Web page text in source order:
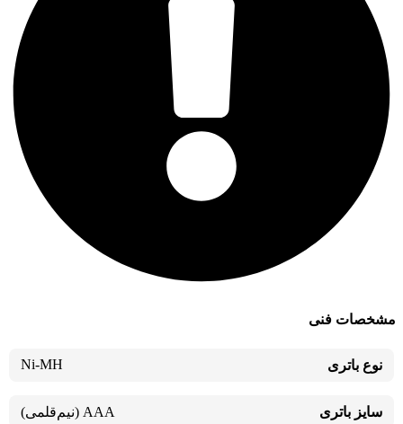
مشخصات فنی
نوع باتری Ni-MH
سایز باتری AAA (نیم‌قلمی)